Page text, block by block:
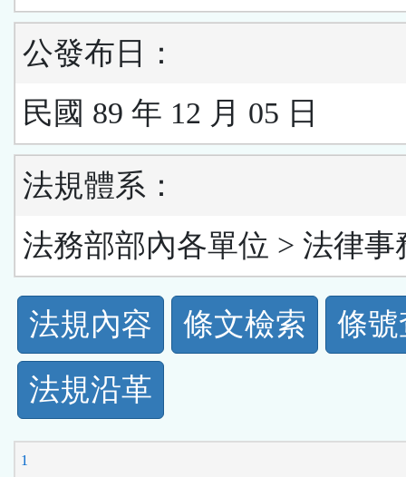
公發布日：
民國 89 年 12 月 05 日
法規體系：
法務部部內各單位 > 法律事
法
規
功
能
法規內容 條文檢索
條
法規沿革
1